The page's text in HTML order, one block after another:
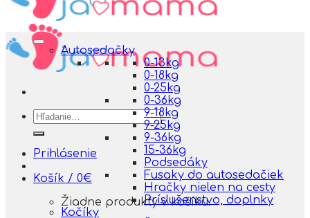
Hľadať:
Prihlásenie
Košík / 0€
Žiadne produkty v košíku.
Autosedačky
0-13kg
0-18kg
0-25kg
0-36kg
9-18kg
9-25kg
9-36kg
15-36kg
Podsedáky
Fusaky do autosedačiek
Hračky nielen na cesty
Príslušenstvo, doplnky
Kočíky